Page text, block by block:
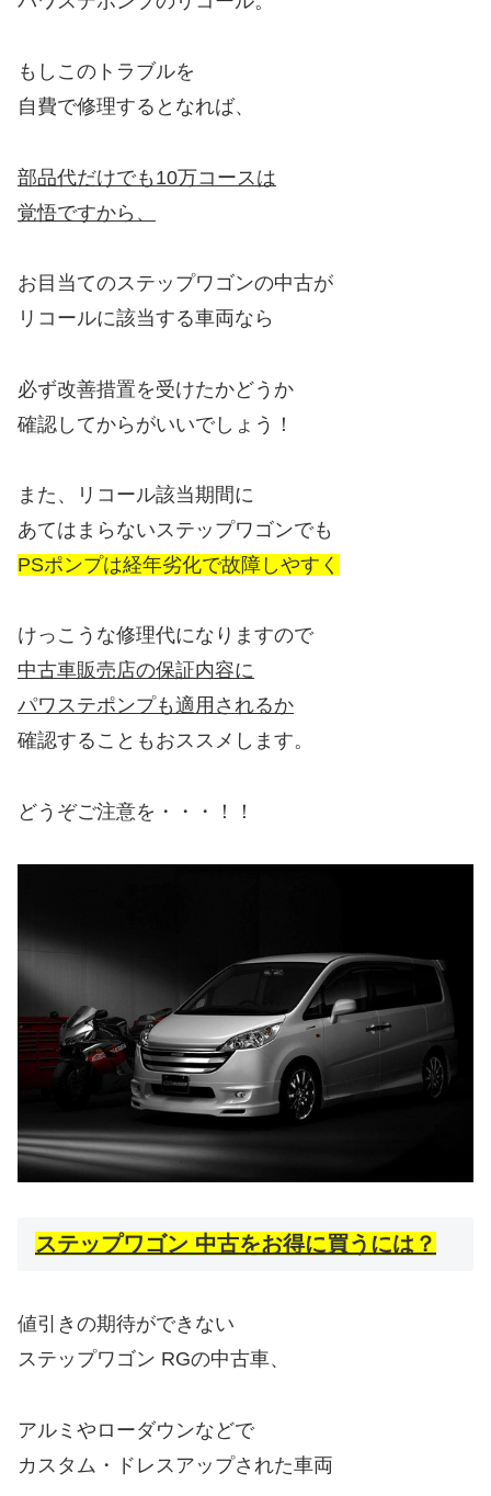
もしこのトラブルを
自費で修理するとなれば、
部品代だけでも10万コースは
覚悟ですから、
お目当てのステップワゴンの中古が
リコールに該当する車両なら
必ず改善措置を受けたかどうか
確認してからがいいでしょう！
また、リコール該当期間に
あてはまらないステップワゴンでも
PSポンプは経年劣化で故障しやすく
けっこうな修理代になりますので
中古車販売店の保証内容に
パワステポンプも適用されるか
確認することもおススメします。
どうぞご注意を・・・！！
ステップワゴン 中古をお得に買うには？
値引きの期待ができない
ステップワゴン RGの中古車、
アルミやローダウンなどで
カスタム・ドレスアップされた車両